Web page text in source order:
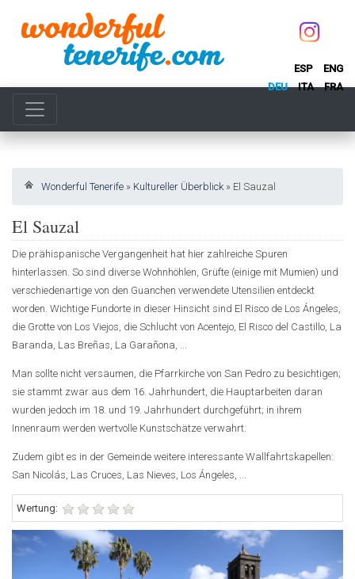
ESP
ENG
DEU
ITA FRA
Wonderful Tenerife » Kultureller Überblick» El Sauzal
El Sauzal
Die prähispanische Vergangenheit hat hier zahlreiche Spuren
hinterlassen. So sind diverse Wohnhöhlen, Grüfte (einige mit Mumien) und
verschiedenartige von den Guanchen verwendete Utensilien entdeckt
worden. Wichtige Fundorte in dieser Hinsicht sind El Risco de Los Ángeles,
die Grotte von Los Viejos, die Schlucht von Acentejo, El Risco del Castillo, La
Baranda, Las Breñas, La Garañona, ...
Man sollte nicht versäumen, die Pfarrkirche von San Pedro zu besichtigen;
sie stammt zwar aus dem 16. Jahrhundert, die Hauptarbeiten daran
wurden jedoch im 18. und 19. Jahrhundert durchgeführt; in ihrem
Innenraum werden wertvolle Kunstschätze verwahrt.
Zudem gibt es in der Gemeinde weitere interessante Wallfahrtskapellen:
San Nicolás, Las Cruces, Las Nieves, Los Ángeles, ...
Wertung: